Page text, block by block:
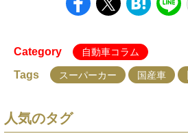
Category 自動車コラム
Tags スーパーカー 国産車
人気のタグ